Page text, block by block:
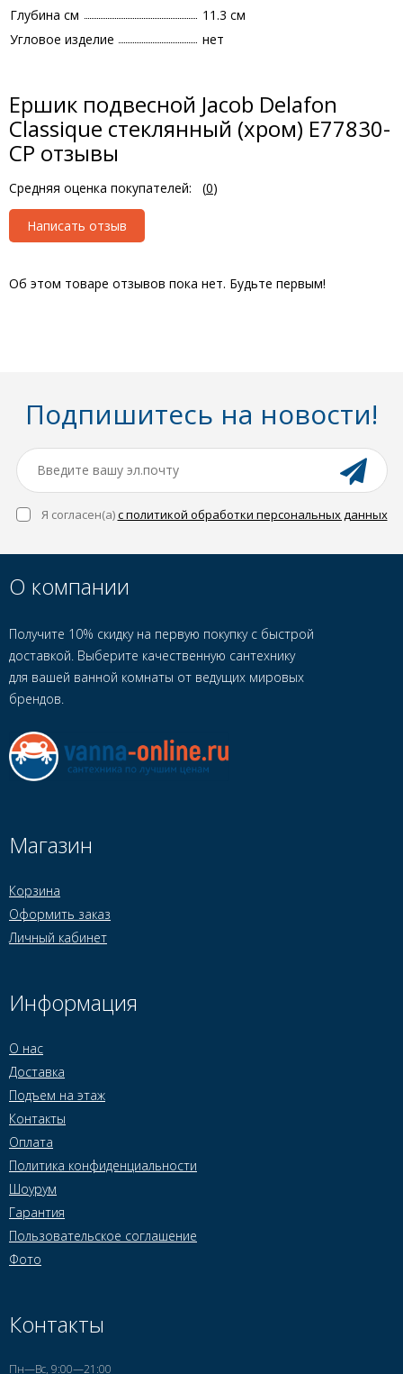
Глубина см
11.3 см
Угловое изделие
нет
Ершик подвесной Jacob Delafon
Classique стеклянный (хром) E77830-
CP отзывы
Средняя оценка покупателей: (0)
Написать отзыв
Об этом товаре отзывов пока нет. Будьте первым!
Подпишитесь на новости!
Я согласен(a)с политикой обработки персональных данных
О компании
Получите 10% скидку на первую покупку с быстрой
доставкой. Выберите качественную сантехнику
для вашей ванной комнаты от ведущих мировых
брендов.
Магазин
Корзина
Оформить заказ
Личный кабинет
Информация
О нас
Доставка
Подъем на этаж
Контакты
Оплата
Политика конфиденциальности
Шоурум
Гарантия
Пользовательское соглашение
Фото
Контакты
Пн—Вс, 9:00—21:00